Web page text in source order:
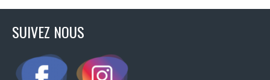
SUIVEZ NOUS